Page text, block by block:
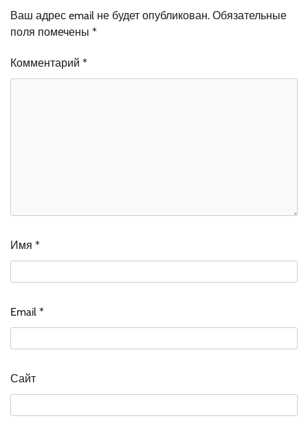
Ваш адрес email не будет опубликован. Обязательные
поля помечены *
Комментарий *
Имя *
Email *
Сайт